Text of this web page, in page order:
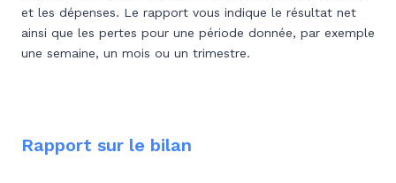
et les dépenses. Le rapport vous indique le résultat net
ainsi que les pertes pour une période donnée, par exemple
une semaine, un mois ou un trimestre.
Rapport sur le bilan